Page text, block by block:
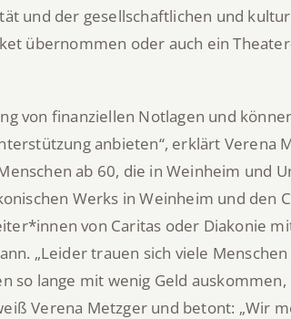
und der gesellschaftlichen und
übernommen oder auch ein
von finanziellen Notlagen und
anbieten“, erklärt Verena
ab 60, die in Weinheim und
Werks in Weinheim und den
von Caritas oder Diakonie
„Leider trauen sich viele Menschen
so lange mit wenig Geld
Verena Metzger und betont: „Wir